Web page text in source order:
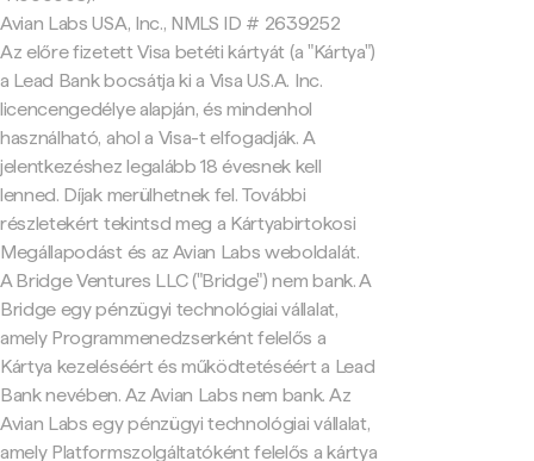
Avian Labs USA, Inc., NMLS ID # 2639252
Az előre fizetett Visa betéti kártyát (a "Kártya")
a Lead Bank bocsátja ki a Visa U.S.A. Inc.
licencengedélye alapján, és mindenhol
használható, ahol a Visa-t elfogadják. A
jelentkezéshez legalább 18 évesnek kell
lenned. Díjak merülhetnek fel. További
részletekért tekintsd meg a Kártyabirtokosi
Megállapodást és az Avian Labs weboldalát.
A Bridge Ventures LLC ("Bridge") nem bank. A
Bridge egy pénzügyi technológiai vállalat,
amely Programmenedzserként felelős a
Kártya kezeléséért és működtetéséért a Lead
Bank nevében. Az Avian Labs nem bank. Az
Avian Labs egy pénzügyi technológiai vállalat,
amely Platformszolgáltatóként felelős a kártya